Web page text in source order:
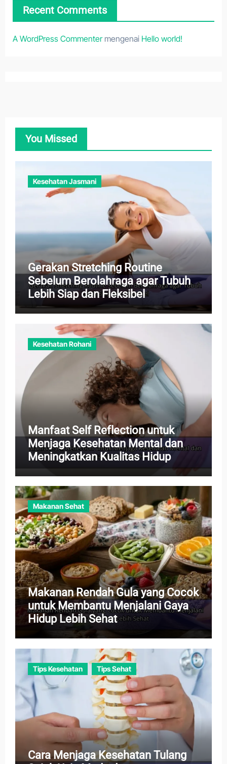
Recent Comments
A WordPress Commentermengenai Hello world!
You Missed
Kesehatan Jasmani
Gerakan Stretching Routine
Sebelum Berolahraga agar Tubuh
Lebih Siap dan Fleksibel
Kesehatan Rohani
Manfaat Self Reflection untuk
Menjaga Kesehatan Mental dan
Meningkatkan Kualitas Hidup
Makanan Sehat
Makanan Rendah Gula yang Cocok
untuk Membantu Menjalani Gaya
Hidup Lebih Sehat
Tips Kesehatan Tips Sehat
Cara Menjaga Kesehatan Tulang